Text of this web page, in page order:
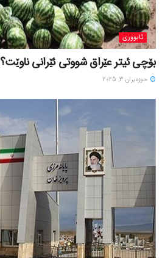
ئابووری
بۆچی ئیتر عێراق شووتی ئێرانی ناوێت؟
حوزه‌یران 3, 2025